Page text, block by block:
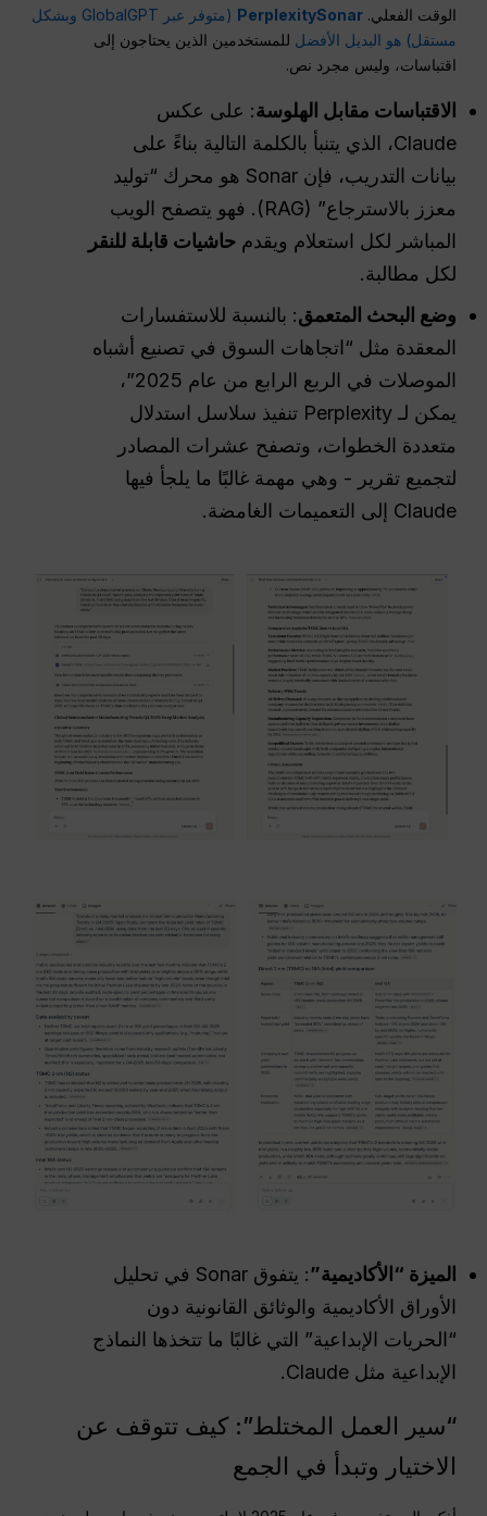
الوقت الفعلي.PerplexitySonar
(متوفر عبر GlobalGPT وبشكل
مستقل) هو البديل الأفضل للمستخدمين الذين يحتاجون إلى
اقتباسات، وليس مجرد نص.
الاقتباسات مقابل الهلوسة: على عكس
Claude، الذي يتنبأ بالكلمة التالية بناءً على
بيانات التدريب، فإن Sonar هو محرك “توليد
معزز بالاسترجاع” (RAG). فهو يتصفح الويب
المباشر لكل استعلام ويقدمحاشيات قابلة للنقر
لكل مطالبة.
وضع البحث المتعمق: بالنسبة للاستفسارات
المعقدة مثل “اتجاهات السوق في تصنيع أشباه
الموصلات في الربع الرابع من عام 2025”،
يمكن لـ Perplexity تنفيذ سلاسل استدلال
متعددة الخطوات، وتصفح عشرات المصادر
لتجميع تقرير - وهي مهمة غالبًا ما يلجأ فيها
Claude إلى التعميمات الغامضة.
الميزة “الأكاديمية”
: يتفوق Sonar في تحليل
الأوراق الأكاديمية والوثائق القانونية دون
“الحريات الإبداعية” التي غالبًا ما تتخذها النماذج
الإبداعية مثل Claude.
“سير العمل المختلط”: كيف تتوقف عن
الاختيار وتبدأ في الجمع